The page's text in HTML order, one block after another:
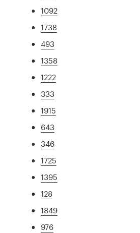
1092
1738
493
1358
1222
333
1915
643
346
1725
1395
128
1849
976